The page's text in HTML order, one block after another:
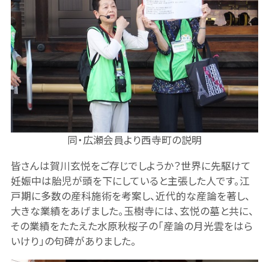
同・広瀬会員より西寺町の説明
皆さんは賀川玄悦をご存じでしようか？世界に先駆けて
妊娠中は胎児が頭を下にしていると主張した人です。江
戸期に多数の産科施術を考案し、近代的な産論を著し、
大きな業績をあげました。玉樹寺には、玄悦の墓と共に、
その業績をたたえた水原秋桜子の「産論の月光雲をはら
いけり」の句碑がありました。